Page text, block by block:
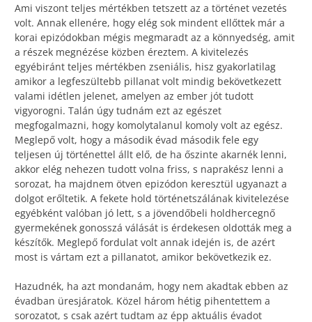
Ami viszont teljes mértékben tetszett az a történet vezetés
volt. Annak ellenére, hogy elég sok mindent ellőttek már a
korai epizódokban mégis megmaradt az a könnyedség, amit
a részek megnézése közben éreztem. A kivitelezés
egyébiránt teljes mértékben zseniális, hisz gyakorlatilag
amikor a legfeszültebb pillanat volt mindig bekövetkezett
valami idétlen jelenet, amelyen az ember jót tudott
vigyorogni. Talán úgy tudnám ezt az egészet
megfogalmazni, hogy komolytalanul komoly volt az egész.
Meglepő volt, hogy a második évad második fele egy
teljesen új történettel állt elő, de ha őszinte akarnék lenni,
akkor elég nehezen tudott volna friss, s naprakész lenni a
sorozat, ha majdnem ötven epizódon keresztül ugyanazt a
dolgot erőltetik. A fekete hold történetszálának kivitelezése
egyébként valóban jó lett, s a jövendőbeli holdhercegnő
gyermekének gonosszá válását is érdekesen oldották meg a
készítők. Meglepő fordulat volt annak idején is, de azért
most is vártam ezt a pillanatot, amikor bekövetkezik ez.
Hazudnék, ha azt mondanám, hogy nem akadtak ebben az
évadban üresjáratok. Közel három hétig pihentettem a
sorozatot, s csak azért tudtam az épp aktuális évadot